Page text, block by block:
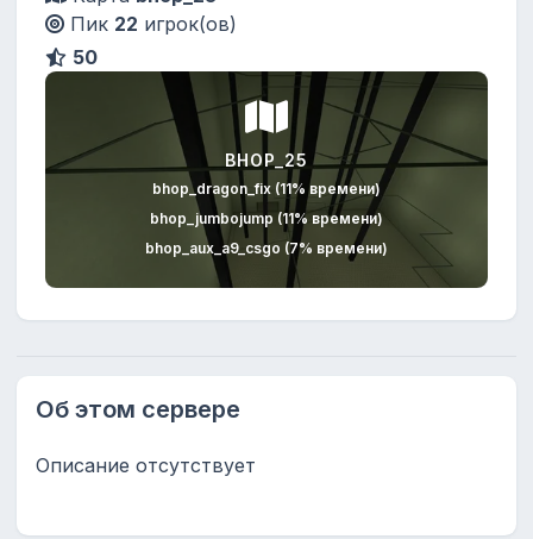
Пик 22 игрок(ов)
50
BHOP_25
bhop_dragon_fix (11% времени)
bhop_jumbojump (11% времени)
bhop_aux_a9_csgo (7% времени)
Об этом сервере
Описание отсутствует